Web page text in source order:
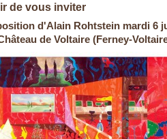
de vous inviter
d'Alain Rohtstein mardi 6
de Voltaire (Ferney-